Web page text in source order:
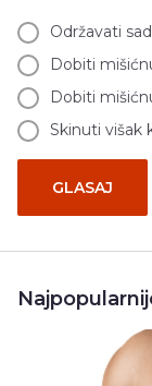
Održavati
Dobiti
Dobiti
Skinuti višak
GLASAJ